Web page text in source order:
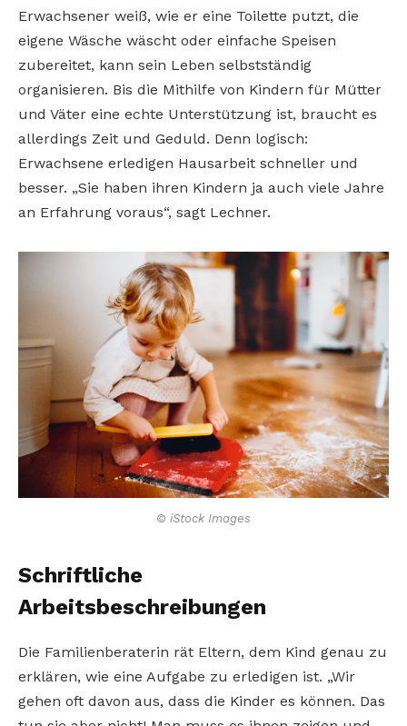
Erwachsener weiß, wie er eine Toilette putzt, die
eigene Wäsche wäscht oder einfache Speisen
zubereitet, kann sein Leben selbstständig
organisieren. Bis die Mithilfe von Kindern für Mütter
und Väter eine echte Unterstützung ist, braucht es
allerdings Zeit und Geduld. Denn logisch:
Erwachsene erledigen Hausarbeit schneller und
besser. „Sie haben ihren Kindern ja auch viele Jahre
an Erfahrung voraus“, sagt Lechner.
© iStock Images
Schriftliche
Arbeitsbeschreibungen
Die Familienberaterin rät Eltern, dem Kind genau zu
erklären, wie eine Aufgabe zu erledigen ist. „Wir
gehen oft davon aus, dass die Kinder es können. Das